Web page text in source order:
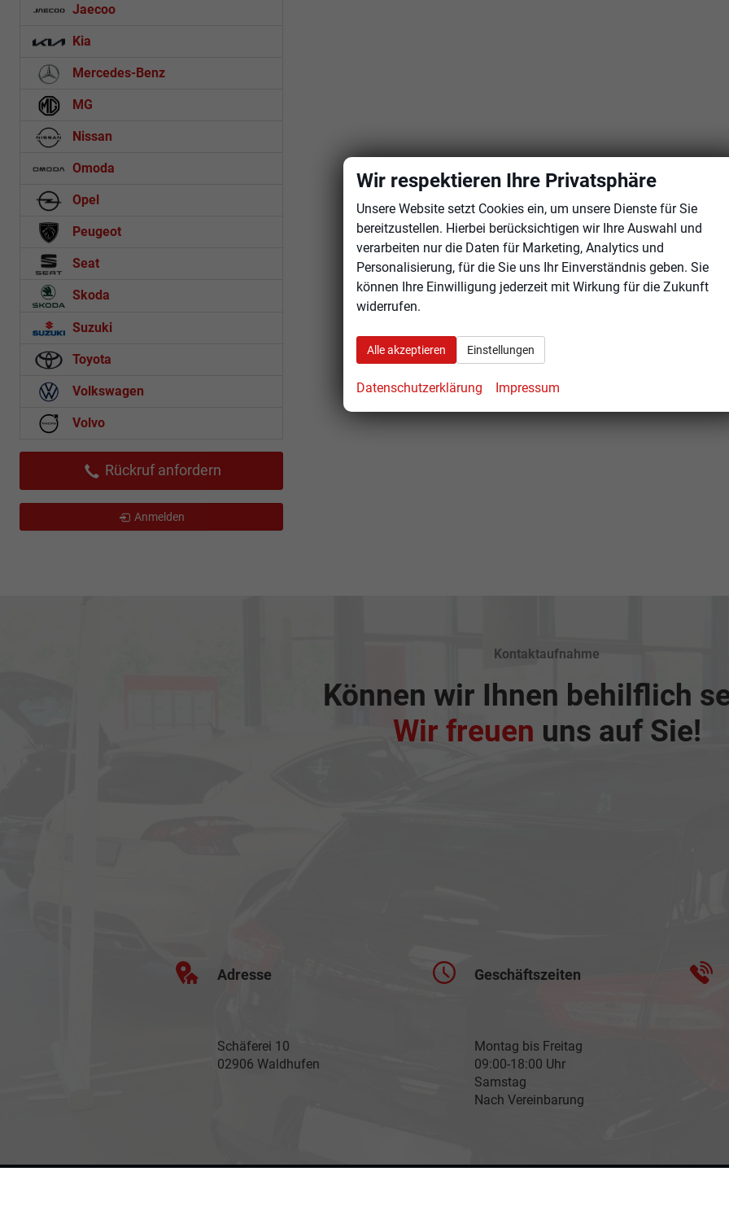
Jaecoo
Kia
Mercedes-Benz
MG
Nissan
Omoda
Opel
Peugeot
Seat
Skoda
Suzuki
Toyota
Volkswagen
Volvo
Rückruf anfordern
Anmelden
Kontaktaufnahme
Können wir Ihnen behilflich
Wir freuen uns auf Sie!
Adresse
Schäferei 10
02906 Waldhufen
Geschäftszeiten
Montag bis Freitag
09:00-18:00 Uhr
Samstag
Nach Vereinbarung
Wir respektieren Ihre Privatsphäre
Unsere Website setzt Cookies ein, um unsere Dienste für Sie
bereitzustellen. Hierbei berücksichtigen wir Ihre Auswahl und
verarbeiten nur die Daten für Marketing, Analytics und
Personalisierung, für die Sie uns Ihr Einverständnis geben. Sie
können Ihre Einwilligung jederzeit mit Wirkung für die Zukunft
widerrufen.
Alle akzeptieren Einstellungen
Datenschutzerklärung Impressum